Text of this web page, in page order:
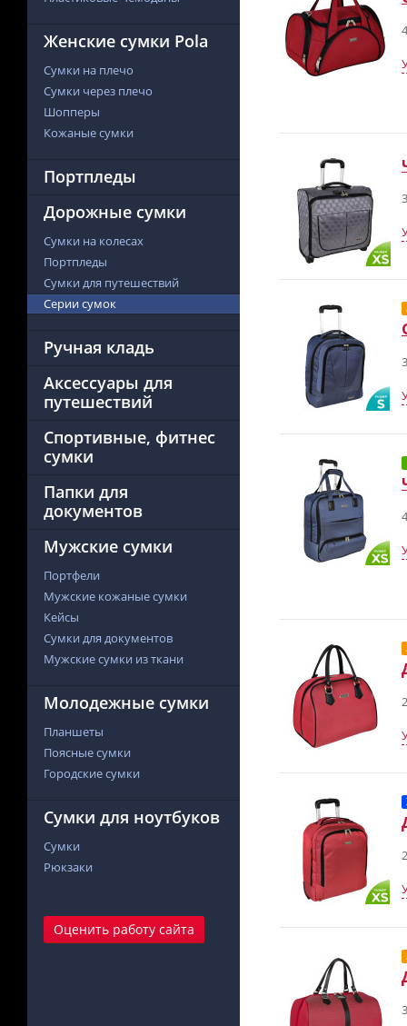
Женские сумки Pola
Сумки на плечо
Сумки через плечо
Шопперы
Кожаные сумки
Портпледы
Дорожные сумки
Сумки на колесах
Портпледы
Сумки для путешествий
Серии сумок
Ручная кладь
Аксессуары для
путешествий
Спортивные, фитнес
сумки
Папки для
документов
Мужские сумки
Портфели
Мужские кожаные сумки
Кейсы
Сумки для документов
Мужские сумки из ткани
Молодежные сумки
Планшеты
Поясные сумки
Городские сумки
Сумки для ноутбуков
Сумки
Рюкзаки
Оценить работу сайта